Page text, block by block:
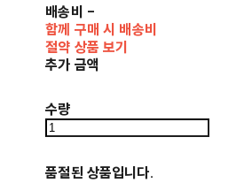
배송비 -
함께 구매 시 배송비
절약 상품 보기
추가 금액
수량
품절된 상품입니다.